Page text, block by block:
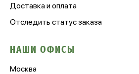
Доставка и оплата
Отследить статус заказа
НАШИ ОФИСЫ
Москва